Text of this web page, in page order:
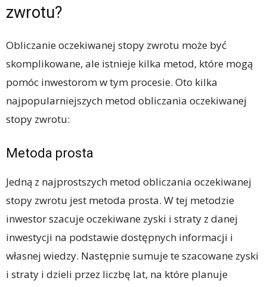
zwrotu?
Obliczanie oczekiwanej stopy zwrotu może być
skomplikowane, ale istnieje kilka metod, które mogą
pomóc inwestorom w tym procesie. Oto kilka
najpopularniejszych metod obliczania oczekiwanej
stopy zwrotu:
Metoda prosta
Jedną z najprostszych metod obliczania oczekiwanej
stopy zwrotu jest metoda prosta. W tej metodzie
inwestor szacuje oczekiwane zyski i straty z danej
inwestycji na podstawie dostępnych informacji i
własnej wiedzy. Następnie sumuje te szacowane zyski
i straty i dzieli przez liczbę lat, na które planuje